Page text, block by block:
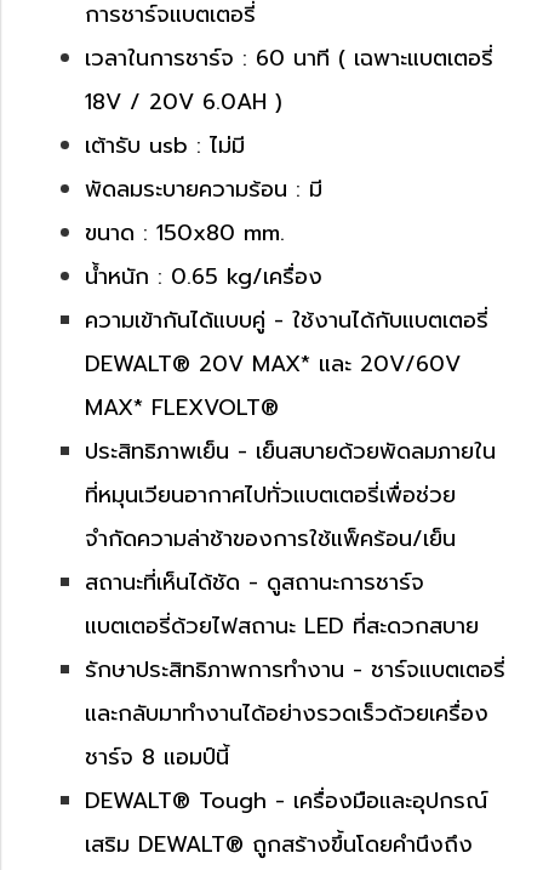
การชาร์จแบตเตอรี่
เวลาในการชาร์จ : 60 นาที ( เฉพาะแบตเตอรี่
18V / 20V 6.0AH )
เต้ารับ usb : ไม่มี
พัดลมระบายความร้อน : มี
ขนาด : 150x80 mm.
น้ำหนัก : 0.65 kg/เครื่อง
ความเข้ากันได้แบบคู่ - ใช้งานได้กับแบตเตอรี่
DEWALT® 20V MAX* และ 20V/60V
MAX* FLEXVOLT®
ประสิทธิภาพเย็น - เย็นสบายด้วยพัดลมภายใน
ที่หมุนเวียนอากาศไปทั่วแบตเตอรี่เพื่อช่วย
จำกัดความล่าช้าของการใช้แพ็คร้อน/เย็น
สถานะที่เห็นได้ชัด - ดูสถานะการชาร์จ
แบตเตอรี่ด้วยไฟสถานะ LED ที่สะดวกสบาย
รักษาประสิทธิภาพการทำงาน - ชาร์จแบตเตอรี่
และกลับมาทำงานได้อย่างรวดเร็วด้วยเครื่อง
ชาร์จ 8 แอมป์นี้
DEWALT® Tough - เครื่องมือและอุปกรณ์
เสริม DEWALT® ถูกสร้างขึ้นโดยคำนึงถึง